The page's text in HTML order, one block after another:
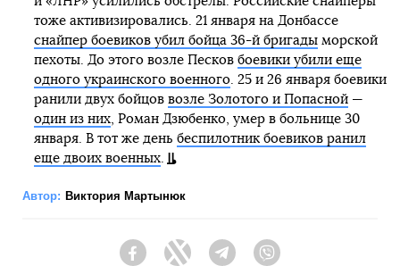
тоже активизировались. 21 января на Донбассе
снайпер боевиков убил бойца 36-й бригадыморской
пехоты. До этого возле Песков боевики убили еще
одного украинского военного. 25 и 26 января боевики
ранили двух бойцов возле Золотого и Попасной—
один из них, Роман Дзюбенко, умер в больнице 30
января. В тот же день беспилотник боевиков ранил
еще двоих военных.
Автор: Виктория Мартынюк
FacebookTwitter Telegram